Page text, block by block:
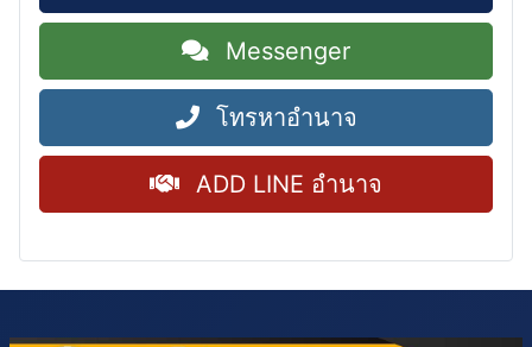
Messenger
โทรหาอำนาจ
ADD LINE อำนาจ